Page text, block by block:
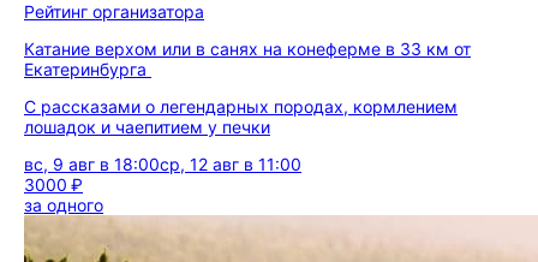
Рейтинг организатора
Катание верхом или в санях на конеферме в 33 км от
Екатеринбурга
С рассказами о легендарных породах, кормлением
лошадок и чаепитием у печки
вс, 9 авг в 18:00ср, 12 авг в 11:00
3000 ₽
за одного